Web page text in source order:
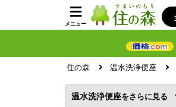
メニュー
住の森 温水洗浄便座
温水洗浄便座を